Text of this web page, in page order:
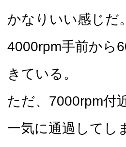
かなりいい感じだ。
4000rpm手前から
きている。
ただ、7000rpm付
一気に通過してし